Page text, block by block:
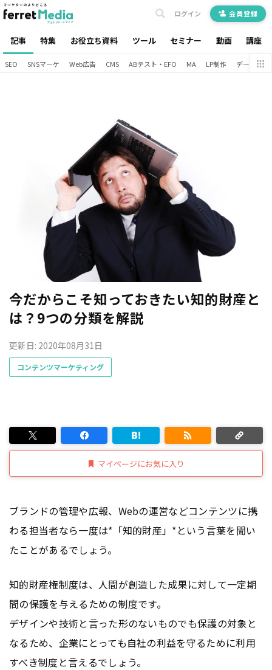
記事 特集 お役立ち資料 ツール セミナー 動画 講座
ログイン 会員登録
SEO SNSマーケ Web広告 CMS ABテスト・EFO MA LP制作 データ分析
今だからこそ知っておきたい知的財産と
は？9つの分類を解説
更新日: 2020年08月31日
コンテンツマーケティング
マイページにお気に入り
ブランドの管理や広報、Webの運営などコンテンツに携
わる担当者なら一度は*「知的財産」*という言葉を聞い
たことがあるでしょう。
知的財産権制度は、人間が創造した成果に対して一定期
間の保護を与えるための制度です。
デザインや技術と言った形のないものでも保護の対象と
なるため、企業にとっても自社の利益を守るために利用
すべき制度と言えるでしょう。